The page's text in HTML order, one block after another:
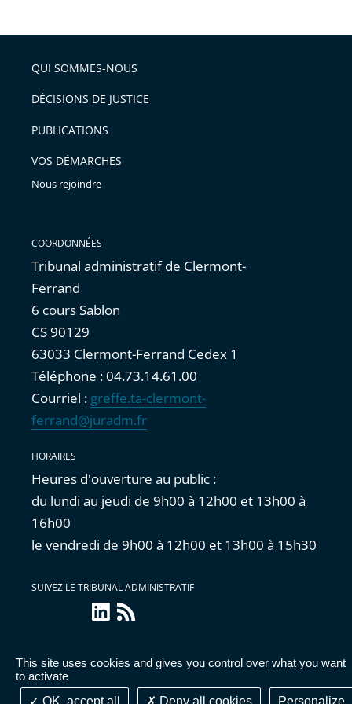
This site uses cookies and gives you control over what you want
to activate
OK, accept all
Deny all cookies Personalize
arriver
après
l'article
pour
avant
QUI SOMMES-NOUS
DÉCISIONS DE JUSTICE
PUBLICATIONS
VOS DÉMARCHES
Nous rejoindre
COORDONNÉES
Tribunal administratif de Clermont-
Ferrand
6 cours Sablon
CS 90129
63033 Clermont-Ferrand Cedex 1
Téléphone : 04.73.14.61.00
Courriel : greffe.ta-clermont-
ferrand@juradm.fr
HORAIRES
Heures d'ouverture au public :
du lundi au jeudi de 9h00 à 12h00 et 13h00 à
16h00
le vendredi de 9h00 à 12h00 et 13h00 à 15h30
SUIVEZ LE TRIBUNAL ADMINISTRATIF
linkedin
Flux
RSS
Accessibilité : partiellement conforme
légales|Cookies Données personnelles